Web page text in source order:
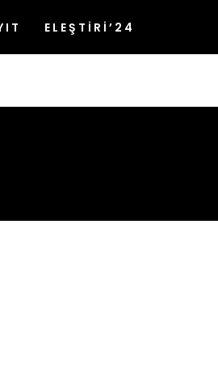
ELEŞTİRİ’24
ultrices non. Integer aliquet